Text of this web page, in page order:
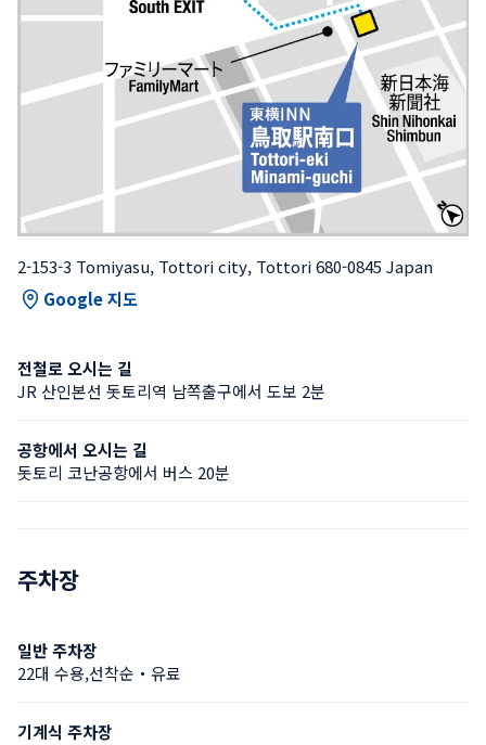
2-153-3 Tomiyasu, Tottori city, Tottori 680-0845 Japan
Google 지도
전철로 오시는 길
JR 산인본선 돗토리역 남쪽출구에서 도보 2분
공항에서 오시는 길
돗토리 코난공항에서 버스 20분
주차장
일반 주차장
22대 수용,선착순・유료
기계식 주차장